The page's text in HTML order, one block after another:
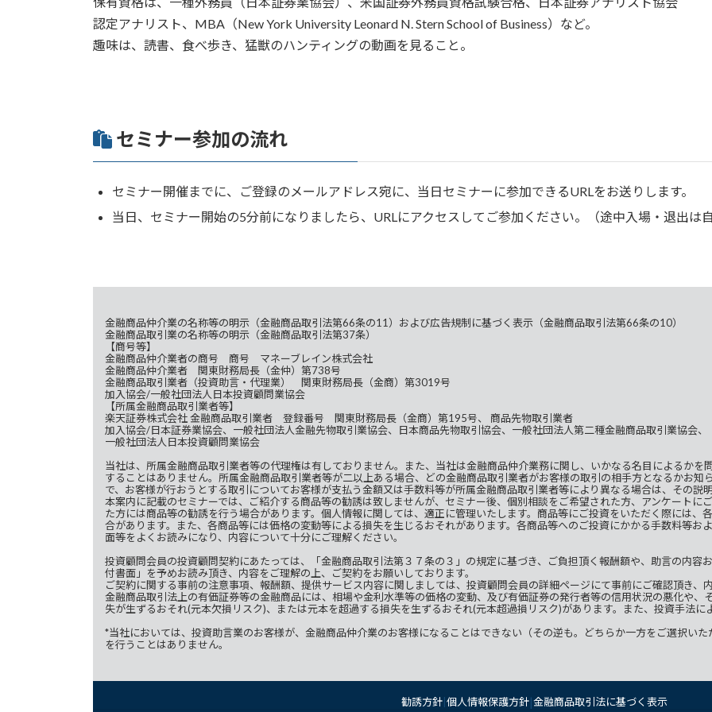
認定アナリスト、MBA（New York University Leonard N. Stern School of Business）など。
趣味は、読書、食べ歩き、猛獣のハンティングの動画を見ること。
セミナー参加の流れ
セミナー開催までに、ご登録のメールアドレス宛に、当日セミナーに参加できるURLをお送りします。
当日、セミナー開始の5分前になりましたら、URLにアクセスしてご参加ください。（途中入場・退出は自
金融商品仲介業の名称等の明示（金融商品取引法第66条の11）および広告規制に基づく表示（金融商品取引法第66条の10）
金融商品取引業の名称等の明示（金融商品取引法第37条）
【商号等】
金融商品仲介業者の商号 商号 マネーブレイン株式会社
金融商品仲介業者 関東財務局長（金仲）第738号
金融商品取引業者（投資助言・代理業） 関東財務局長（金商）第3019号
加入協会/一般社団法人日本投資顧問業協会
【所属金融商品取引業者等】
楽天証券株式会社 金融商品取引業者 登録番号 関東財務局長（金商）第195号、 商品先物取引業者
加入協会/日本証券業協会、一般社団法人金融先物取引業協会、日本商品先物取引協会、一般社団法人第二種金融商品取引業協会、
一般社団法人日本投資顧問業協会
当社は、所属金融商品取引業者等の代理権は有しておりません。また、当社は金融商品仲介業務に関し、いかなる名目によるかを
することはありません。所属金融商品取引業者等が二以上ある場合、どの金融商品取引業者がお客様の取引の相手方となるかお知
で、お客様が行おうとする取引についてお客様が支払う金額又は手数料等が所属金融商品取引業者等により異なる場合は、その説明
本案内に記載のセミナーでは、ご紹介する商品等の勧誘は致しませんが、セミナー後、個別相談をご希望された方、アンケートに
た方には商品等の勧誘を行う場合があります。個人情報に関しては、適正に管理いたします。商品等にご投資をいただく際には、
合があります。また、各商品等には価格の変動等による損失を生じるおそれがあります。各商品等へのご投資にかかる手数料等お
面等をよくお読みになり、内容について十分にご理解ください。
投資顧問会員の投資顧問契約にあたっては、「金融商品取引法第３７条の３」の規定に基づき、ご負担頂く報酬額や、助言の内容
付書面」を予めお読み頂き、内容をご理解の上、ご契約をお願いしております。
ご契約に関する事前の注意事項、報酬額、提供サービス内容に関しましては、投資顧問会員の詳細ページにて事前にご確認頂き、
金融商品取引法上の有価証券等の金融商品には、相場や金利水準等の価格の変動、及び有価証券の発行者等の信用状況の悪化や、
失が生ずるおそれ(元本欠損リスク)、または元本を超過する損失を生ずるおそれ(元本超過損リスク)があります。また、投資手法に
*当社においては、投資助言業のお客様が、金融商品仲介業のお客様になることはできない（その逆も。どちらか一方をご選択い
を行うことはありません。
勧誘方針| 個人情報保護方針|金融商品取引法に基づく表示